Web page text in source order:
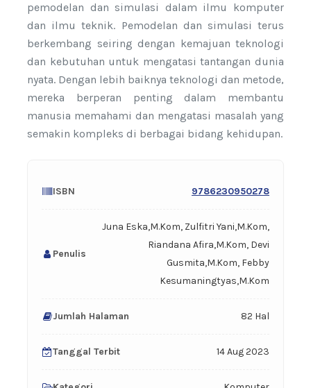
pemodelan dan simulasi dalam ilmu komputer
dan ilmu teknik. Pemodelan dan simulasi terus
berkembang seiring dengan kemajuan teknologi
dan kebutuhan untuk mengatasi tantangan dunia
nyata. Dengan lebih baiknya teknologi dan metode,
mereka berperan penting dalam membantu
manusia memahami dan mengatasi masalah yang
semakin kompleks di berbagai bidang kehidupan.
ISBN 9786230950278
Penulis
Juna Eska,M.Kom, Zulfitri Yani,M.Kom,
Riandana Afira,M.Kom, Devi
Gusmita,M.Kom, Febby
Kesumaningtyas,M.Kom
Jumlah Halaman 82 Hal
Tanggal Terbit 14 Aug 2023